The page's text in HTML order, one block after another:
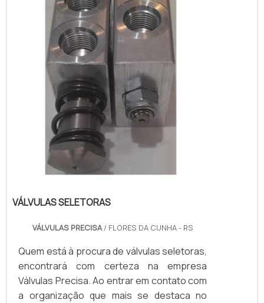
VÁLVULAS SELETORAS
VÁLVULAS PRECISA/ FLORES DA CUNHA - RS
Quem está à procura de válvulas seletoras,
encontrará com certeza na empresa
Válvulas Precisa. Ao entrar em contato com
a organização que mais se destaca no